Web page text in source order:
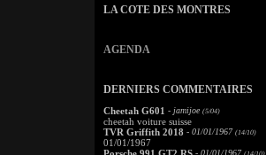
LA COTE DES MONTRES
AGENDA
DERNIERS COMMENTAIRES
Cheetah G601 - jamijoe (5/04)
cheetah voiture suisse
TVR Griffith 2018 - 01/01/1967 (14/10)
01/01/1967
- 01/01/1967